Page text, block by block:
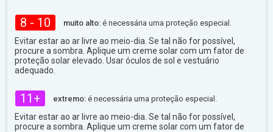
8 - 10 muito alto: é necessária uma proteção especial.
Evitar estar ao ar livre ao meio-dia. Se tal não for possível,
procure a sombra. Aplique um creme solar com um fator de
proteção solar elevado. Usar óculos de sol e vestuário
adequado.
11+ extremo: é necessária uma proteção especial.
Evitar estar ao ar livre ao meio-dia. Se tal não for possível,
procure a sombra. Aplique um creme solar com um fator de